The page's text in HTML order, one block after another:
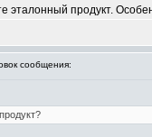
эталонный продукт.
сообщения: